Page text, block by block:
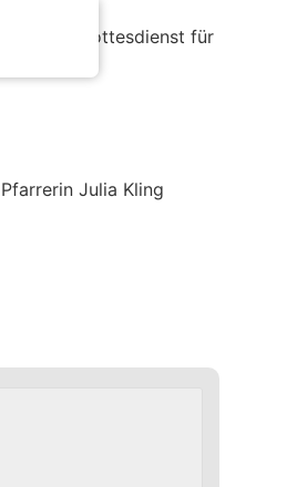
Mini-Gottesdienst für
Julia Kling